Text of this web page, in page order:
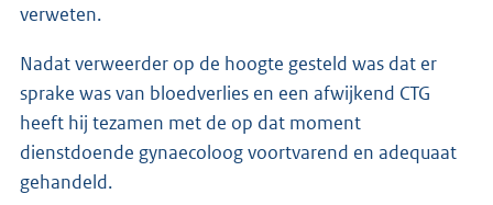
verweten.
Nadat verweerder op de hoogte gesteld was dat er
sprake was van bloedverlies en een afwijkend CTG
heeft hij tezamen met de op dat moment
dienstdoende gynaecoloog voortvarend en adequaat
gehandeld.